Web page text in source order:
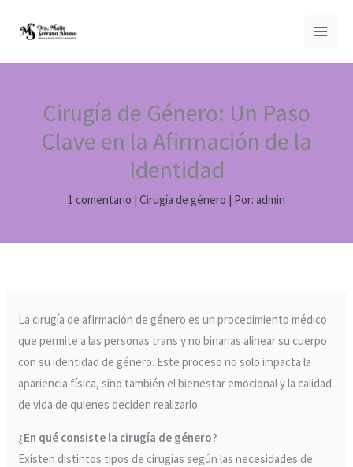
Cirugía de Género: Un Paso
Clave en la Afirmación de la
Identidad
1 comentario | Cirugía de género | Por: admin
La cirugía de afirmación de género es un procedimiento médico
que permite a las personas trans y no binarias alinear su cuerpo
con su identidad de género. Este proceso no solo impacta la
apariencia física, sino también el bienestar emocional y la calidad
de vida de quienes deciden realizarlo.
¿En qué consiste la cirugía de género?
Existen distintos tipos de cirugías según las necesidades de